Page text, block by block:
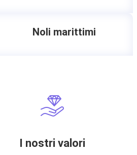
Noli marittimi
I nostri valori